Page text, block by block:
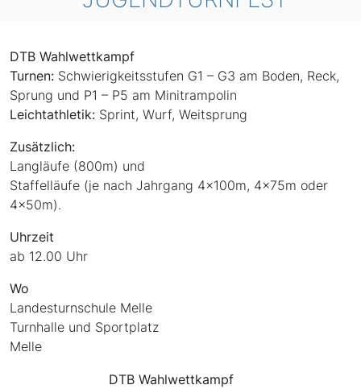
DTB Wahlwettkampf
Turnen: Schwierigkeitsstufen G1 – G3 am Boden, Reck,
Sprung und P1 – P5 am Minitrampolin
Leichtathletik: Sprint, Wurf, Weitsprung
Zusätzlich:
Langläufe (800m) und
Staffelläufe (je nach Jahrgang 4x100m, 4x75m oder
4x50m).
Uhrzeit
ab 12.00 Uhr
Wo
Landesturnschule Melle
Turnhalle und Sportplatz
Melle
DTB Wahlwettkampf